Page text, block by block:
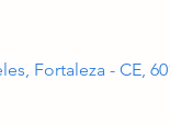
Fortaleza - CE,